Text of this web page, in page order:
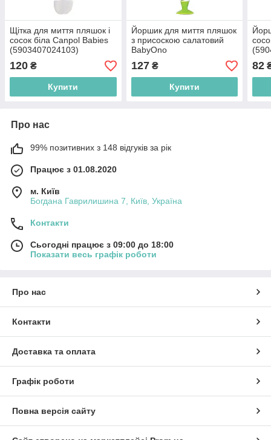
Щiтка для миття пляшок і
сосок біла Canpol Babies
(5903407024103)
120 ₴
Купити
Йоршик для миття пляшок
з присоскою салатовий
BabyOno
(5901435408971)
127₴
Купити
82
Про нас
99% позитивних з 148 відгуків за рік
Працює з 01.08.2020
м. Київ
Богдана Гаврилишина 7, Київ, Україна
Контакти
Сьогодні працює з 09:00 до 18:00
Показати весь графік роботи
Про нас
Контакти
Доставка та оплата
Графік роботи
Повна версія сайту